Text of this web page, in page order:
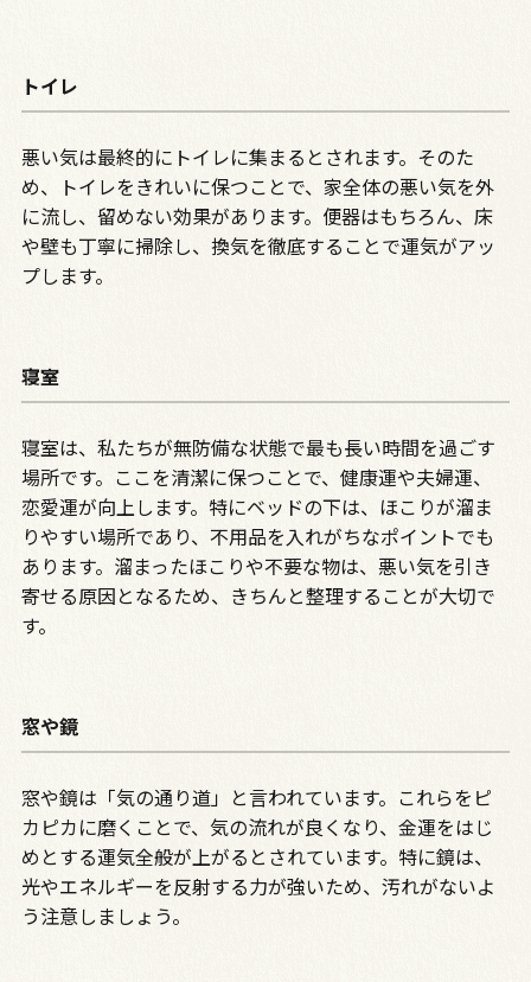
トイレ
悪い気は最終的にトイレに集まるとされます。そのた
め、トイレをきれいに保つことで、家全体の悪い気を外
に流し、留めない効果があります。便器はもちろん、床
や壁も丁寧に掃除し、換気を徹底することで運気がアッ
プします。
寝室
寝室は、私たちが無防備な状態で最も長い時間を過ごす
場所です。ここを清潔に保つことで、健康運や夫婦運、
恋愛運が向上します。特にベッドの下は、ほこりが溜ま
りやすい場所であり、不用品を入れがちなポイントでも
あります。溜まったほこりや不要な物は、悪い気を引き
寄せる原因となるため、きちんと整理することが大切で
す。
窓や鏡
窓や鏡は「気の通り道」と言われています。これらをピ
カピカに磨くことで、気の流れが良くなり、金運をはじ
めとする運気全般が上がるとされています。特に鏡は、
光やエネルギーを反射する力が強いため、汚れがないよ
う注意しましょう。